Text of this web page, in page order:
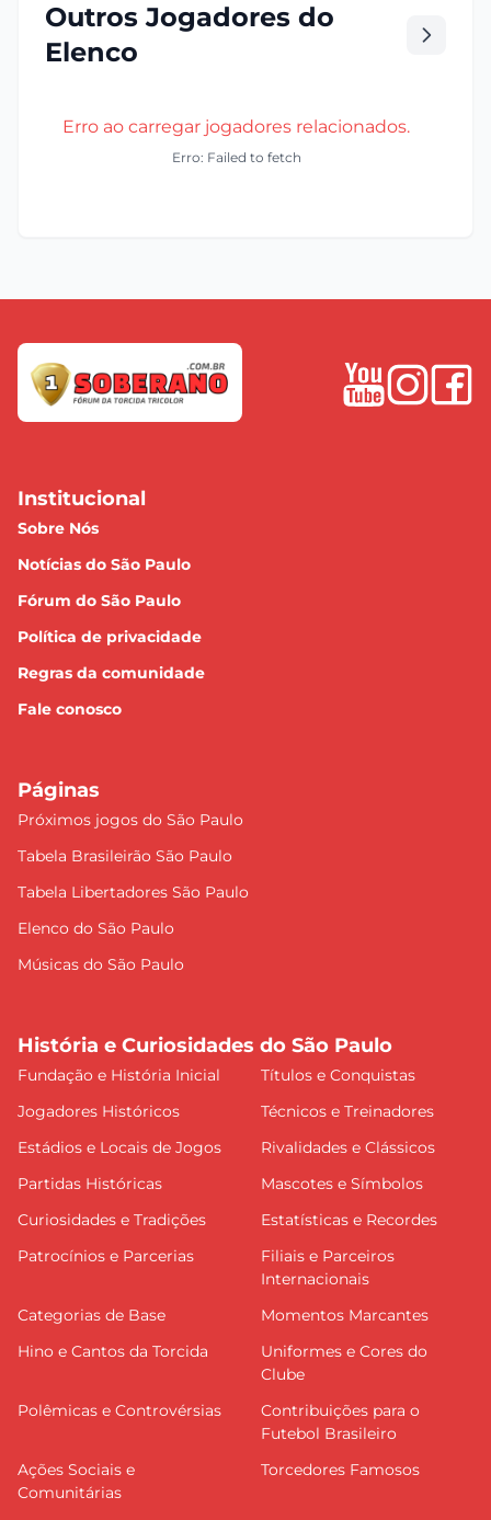
Outros Jogadores do
Elenco
Erro ao carregar jogadores relacionados.
Erro: Failed to fetch
Institucional
Sobre Nós
Notícias do São Paulo
Fórum do São Paulo
Política de privacidade
Regras da comunidade
Fale conosco
Páginas
Próximos jogos do São Paulo
Tabela Brasileirão São Paulo
Tabela Libertadores São Paulo
Elenco do São Paulo
Músicas do São Paulo
História e Curiosidades do São Paulo
Fundação e História Inicial
Títulos e Conquistas
Jogadores Históricos
Técnicos e Treinadores
Estádios e Locais de Jogos
Rivalidades e Clássicos
Partidas Históricas
Mascotes e Símbolos
Curiosidades e Tradições
Estatísticas e Recordes
Patrocínios e Parcerias
Filiais e Parceiros
Internacionais
Categorias de Base
Momentos Marcantes
Hino e Cantos da Torcida
Uniformes e Cores do
Clube
Polêmicas e Controvérsias
Contribuições para o
Futebol Brasileiro
Ações Sociais e
Comunitárias
Torcedores Famosos